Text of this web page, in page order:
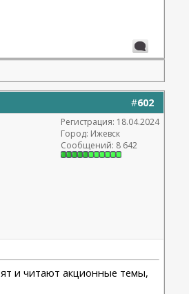
#602
Регистрация: 18.04.2024
Город: Ижевск
Сообщений: 8 642
и читают акционные темы,